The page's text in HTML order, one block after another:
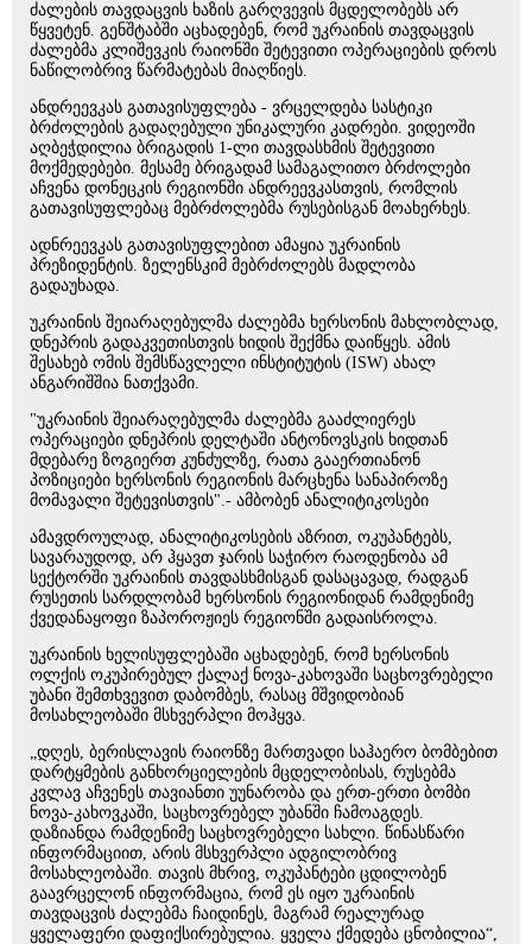
ძალების თავდაცვის ხაზის გარღვევის მცდელობებს არ
წყვეტენ. გენშტაბში აცხადებენ, რომ უკრაინის თავდაცვის
ძალებმა კლიშევკის რაიონში შეტევითი ოპერაციების დროს
ნაწილობრივ წარმატებას მიაღწიეს.
ანდრეევკას გათავისუფლება - ვრცელდება სასტიკი
ბრძოლების გადაღებული უნიკალური კადრები. ვიდეოში
აღბეჭდილია ბრიგადის 1-ლი თავდასხმის შეტევითი
მოქმედებები. მესამე ბრიგადამ სამაგალითო ბრძოლები
აჩვენა დონეცკის რეგიონში ანდრეევკასთვის, რომლის
გათავისუფლებაც მებრძოლებმა რუსებისგან მოახერხეს.
ადნრეევკას გათავისუფლებით ამაყია უკრაინის
პრეზიდენტის. ზელენსკიმ მებრძოლებს მადლობა
გადაუხადა.
უკრაინის შეიარაღებულმა ძალებმა ხერსონის მახლობლად,
დნეპრის გადაკვეთისთვის ხიდის შექმნა დაიწყეს. ამის
შესახებ ომის შემსწავლელი ინსტიტუტის (ISW) ახალ
ანგარიშშია ნათქვამი.
"უკრაინის შეიარაღებულმა ძალებმა გააძლიერეს
ოპერაციები დნეპრის დელტაში ანტონოვსკის ხიდთან
მდებარე ზოგიერთ კუნძულზე, რათა გააერთიანონ
პოზიციები ხერსონის რეგიონის მარცხენა სანაპიროზე
მომავალი შეტევისთვის".- ამბობენ ანალიტიკოსები
ამავდროულად, ანალიტიკოსების აზრით, ოკუპანტებს,
სავარაუდოდ, არ ჰყავთ ჯარის საჭირო რაოდენობა ამ
სექტორში უკრაინის თავდასხმისგან დასაცავად, რადგან
რუსეთის სარდლობამ ხერსონის რეგიონიდან რამდენიმე
ქვედანაყოფი ზაპოროჟიეს რეგიონში გადაისროლა.
უკრაინის ხელისუფლებაში აცხადებენ, რომ ხერსონის
ოლქის ოკუპირებულ ქალაქ ნოვა-კახოვაში საცხოვრებელი
უბანი შემთხვევით დაბომბეს, რასაც მშვიდობიან
მოსახლეობაში მსხვერპლი მოჰყვა.
„დღეს, ბერისლავის რაიონზე მართვადი საჰაერო ბომბებით
დარტყმების განხორციელების მცდელობისას, რუსებმა
კვლავ აჩვენეს თავიანთი უუნარობა და ერთ-ერთი ბომბი
ნოვა-კახოვკაში, საცხოვრებელ უბანში ჩამოაგდეს.
დაზიანდა რამდენიმე საცხოვრებელი სახლი. წინასწარი
ინფორმაციით, არის მსხვერპლი ადგილობრივ
მოსახლეობაში. თავის მხრივ, ოკუპანტები ცდილობენ
გაავრცელონ ინფორმაცია, რომ ეს იყო უკრაინის
თავდაცვის ძალებმა ჩაიდინეს, მაგრამ რეალურად
ყველაფერი დაფიქსირებულია. ყველა ქმედება ცნობილია“,